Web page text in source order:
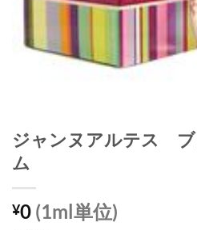
ジャンヌアルテス ブ
ム
¥0 (1ml単位)